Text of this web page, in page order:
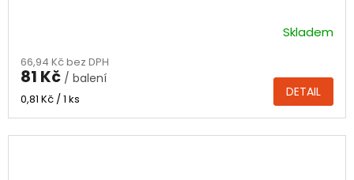
Skladem
66,94 Kč bez DPH
81 Kč / balení
Měrná
0,81 Kč / 1 ks DETAIL